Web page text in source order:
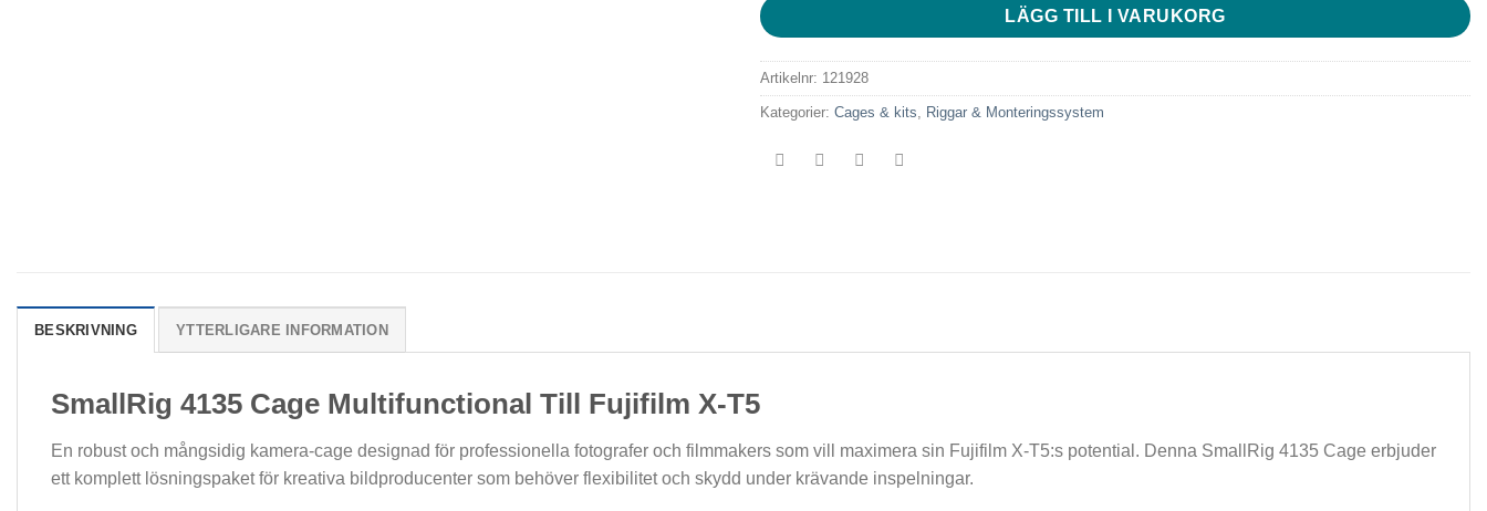
LÄGG TILL I VARUKORG
Artikelnr: 121928
Kategorier: Cages & kits, Riggar & Monteringssystem
BESKRIVNING YTTERLIGARE INFORMATION
SmallRig 4135 Cage Multifunctional Till Fujifilm X-T5
En robust och mångsidig kamera-cage designad för professionella fotografer och filmmakers som vill maximera sin Fujifilm X-T5:s potential. Denna SmallRig 4135 Cage erbjuder
ett komplett lösningspaket för kreativa bildproducenter som behöver flexibilitet och skydd under krävande inspelningar.